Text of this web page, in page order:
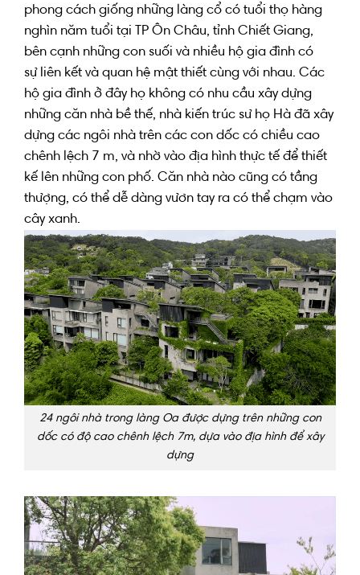
phong cách giống những làng cổ có tuổi thọ hàng
nghìn năm tuổi tại TP Ôn Châu, tỉnh Chiết Giang,
bên cạnh những con suối và nhiều hộ gia đình có
sự liên kết và quan hệ mật thiết cùng với nhau. Các
hộ gia đình ở đây họ không có nhu cầu xây dựng
những căn nhà bề thế, nhà kiến trúc sư họ Hà đã xây
dựng các ngôi nhà trên các con dốc có chiều cao
chênh lệch 7 m, và nhờ vào địa hình thực tế để thiết
kế lên những con phố. Căn nhà nào cũng có tầng
thượng, có thể dễ dàng vươn tay ra có thể chạm vào
cây xanh.
24 ngôi nhà trong làng Oa được dựng trên những con
dốc có độ cao chênh lệch 7m, dựa vào địa hình để xây
dựng